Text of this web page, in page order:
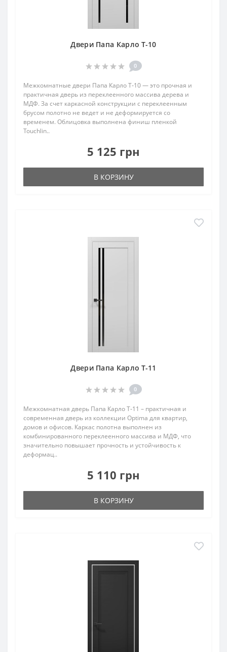
Двери Папа Карло T-10
0
Межкомнатные двери Папа Карло T‑10 — это прочная и
практичная дверь из переклеенного массива дерева и
МДФ. За счет каркасной конструкции с переклеенным
брусом полотно не ведет и не деформируется со
временем. Облицовка выполнена финиш пленкой
Touchlin..
5 125 грн
В КОРЗИНУ
Двери Папа Карло T-11
0
Межкомнатная дверь Папа Карло T‑11 – практичная и
современная дверь из коллекции Optima для квартир,
домов и офисов. Каркас полотна выполнен из
комбинированного переклеенного массива и МДФ, что
значительно повышает прочность и устойчивость к
деформац..
5 110 грн
В КОРЗИНУ